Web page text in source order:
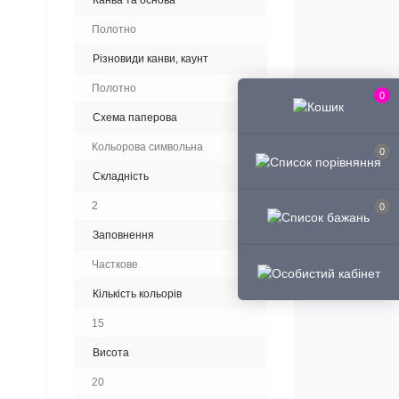
0
0
0
Полотно
Різновиди канви, каунт
Полотно
Схема паперова
Кольорова символьна
Складність
2
Заповнення
Часткове
Кількість кольорів
15
Висота
20